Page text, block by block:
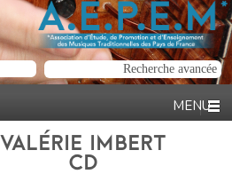
VALÉRIE IMBERT
CD